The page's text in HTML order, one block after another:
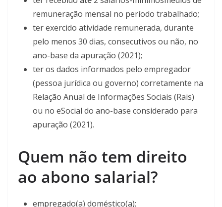
remuneração mensal no período trabalhado;
ter exercido atividade remunerada, durante
pelo menos 30 dias, consecutivos ou não, no
ano-base da apuração (2021);
ter os dados informados pelo empregador
(pessoa jurídica ou governo) corretamente na
Relação Anual de Informações Sociais (Rais)
ou no eSocial do ano-base considerado para
apuração (2021).
Quem não tem direito
ao abono salarial?
empregado(a) doméstico(a);